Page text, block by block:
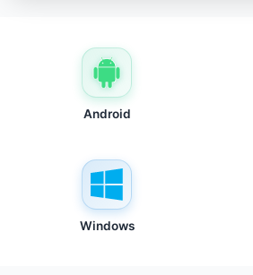
Android
Windows